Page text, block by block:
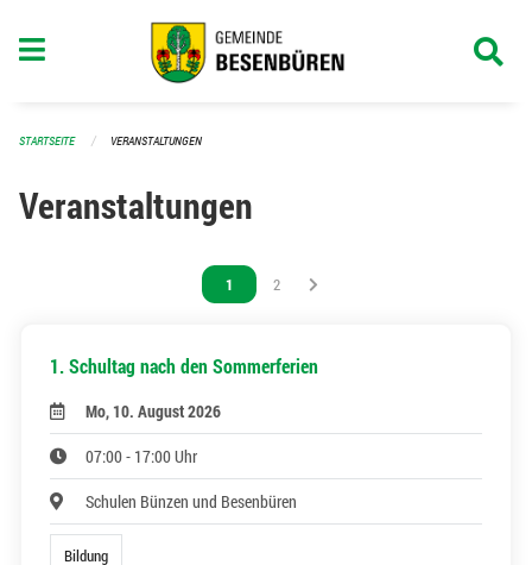
STARTSEITE VERANSTALTUNGEN
Veranstaltungen
Vous êtes sur la page
1 Vous êtes sur la page
2
1. Schultag nach den Sommerferien
Mo, 10. August 2026
07:00 - 17:00 Uhr
Schulen Bünzen und Besenbüren
Bildung